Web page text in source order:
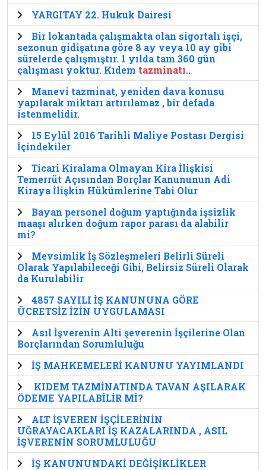
YARGITAY 22. Hukuk Dairesi
Bir lokantada çalışmakta olan sigortalı işçi,
sezonun gidişatına göre 8 ay veya 10 ay gibi
sürelerde çalışmıştır. 1 yılda tam 360 gün
çalışması yoktur. Kıdem tazminatı..
Manevi tazminat, yeniden dava konusu
yapılarak miktarı artırılamaz , bir defada
istenmelidir.
15 Eylül 2016 Tarihli Maliye Postası Dergisi
İçindekiler
Ticari Kiralama Olmayan Kira İlişkisi
Temerrüt Açısından Borçlar Kanununun Adi
Kiraya İlişkin Hükümlerine Tabi Olur
Bayan personel doğum yaptığında işsizlik
maaşı alırken doğum rapor parası da alabilir
mi?
Mevsimlik İş Sözleşmeleri Belirli Süreli
Olarak Yapılabileceği Gibi, Belirsiz Süreli Olarak
da Kurulabilir
4857 SAYILI İŞ KANUNUNA GÖRE
ÜCRETSİZ İZİN UYGULAMASI
Asıl İşverenin Alti şeverenin İşçilerine Olan
Borçlarından Sorumluluğu
İŞ MAHKEMELERİ KANUNU YAYIMLANDI
KIDEM TAZMİNATINDA TAVAN AŞILARAK
ÖDEME YAPILABİLİR Mİ?
ALT İŞVEREN İŞÇİLERİNİN
UĞRAYACAKLARI İŞ KAZALARINDA , ASIL
İŞVERENİN SORUMLULUĞU
İŞ KANUNUNDAKİ DEĞİŞİKLİKLER